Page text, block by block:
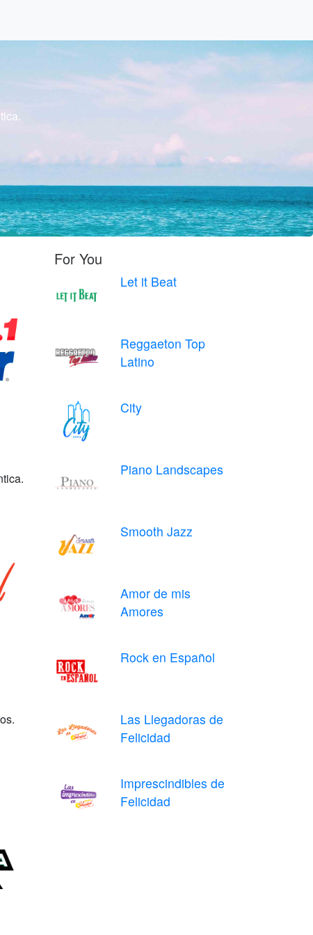
For You
Let it Beat
Reggaeton Top
Latino
City
Piano Landscapes
Smooth Jazz
Amor de mis
Amores
Rock en Español
Las Llegadoras de
Felicidad
Imprescindibles de
Felicidad